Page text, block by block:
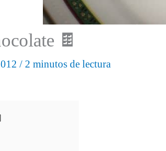
🍫
/ 2 minutos de lectura